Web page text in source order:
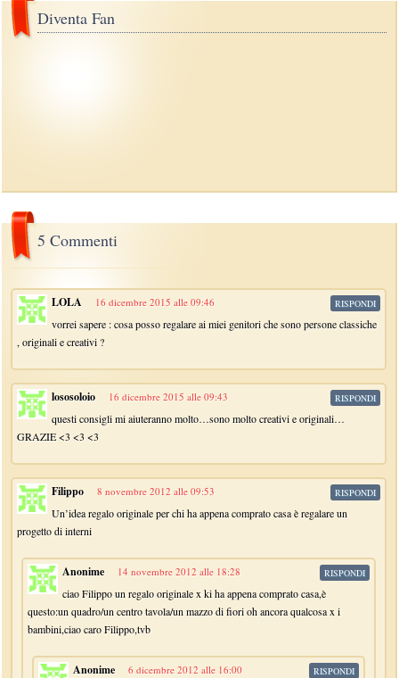
Diventa Fan
5 Commenti
LOLA 16 dicembre 2015 alle 09:46
vorrei sapere : cosa posso regalare ai miei genitori che sono persone classiche
, originali e creativi ?
RISPONDI
lososoloio 16 dicembre 2015 alle 09:43
questi consigli mi aiuteranno molto…sono molto creativi e originali…
GRAZIE <3 <3 <3
RISPONDI
Filippo 8 novembre 2012 alle 09:53
Un’idea regalo originale per chi ha appena comprato casa è regalare un
progetto di interni
RISPONDI
Anonime 14 novembre 2012 alle 18:28
ciao Filippo un regalo originale x ki ha appena comprato casa,è
questo:un quadro/un centro tavola/un mazzo di fiori oh ancora qualcosa x i
bambini,ciao caro Filippo,tvb
RISPONDI
Anonime 6 dicembre 2012 alle 16:00 RISPONDI